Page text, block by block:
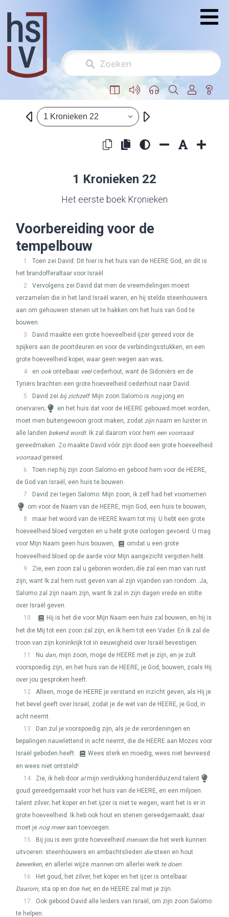
1 Kronieken 22
1 Kronieken 22
Het eerste boek Kronieken
Voorbereiding voor de
tempelbouw
1 Toen zei David: Dit hier is het huis van de HEERE God, en dit is
het brandofferaltaar voor Israël.
2
Vervolgens zei David dat men de vreemdelingen moest
verzamelen die in het land Israël waren, en hij stelde steenhouwers
aan om gehouwen stenen uit te hakken om het huis van God te
bouwen.
3
David maakte een grote hoeveelheid ijzer gereed voor de
spijkers aan de poortdeuren en voor de verbindingsstukken, en een
grote hoeveelheid koper, waar geen wegen aan was;
4
en ookontelbaar veelcederhout, want de Sidoniërs en de
Tyriërs brachten een grote hoeveelheid cederhout naar David.
5
David zei bij zichzelf: Mijn zoon Salomo is nogjong en
onervaren;
en het huis dat voor de HEERE gebouwd moet worden,
moet men buitengewoon groot maken, zodat zijn naam en luister in
alle landen bekend wordt. Ik zal daarom voor hem een voorraad
gereedmaken. Zo maakte David vóór zijn dood een grote hoeveelheid
voorraadgereed.
6
Toen riep hij zijn zoon Salomo en gebood hem voor de HEERE,
de God van Israël, een huis te bouwen.
7
David zei tegen Salomo: Mijn zoon, ik zelf had het voornemen
om voor de Naam van de HEERE, mijn God, een huis te bouwen,
8
maar het woord van de HEERE kwam tot mij: U hebt een grote
hoeveelheid bloed vergoten en u hebt grote oorlogen gevoerd. U mag
voor Mijn Naam geen huis bouwen,
omdat u een grote
hoeveelheid bloed op de aarde voor Mijn aangezicht vergoten hebt.
9
Zie, een zoon zal u geboren worden; díe zal een man van rust
zijn, want Ik zal hem rust geven van al zijn vijanden van rondom. Ja,
Salomo zal zijn naam zijn, want Ik zal in zijn dagen vrede en stilte
over Israël geven.
10
Hij is het die voor Mijn Naam een huis zal bouwen, en hij is
het die Mij tot een zoon zal zijn, en Ik hem tot een Vader. En Ik zal de
troon van zijn koninkrijk tot in eeuwigheid over Israël bevestigen.
11
Nu dan, mijn zoon, moge de HEERE met je zijn, en je zult
voorspoedig zijn, en het huis van de HEERE, je God, bouwen, zoals Hij
over jou gesproken heeft.
12
Alleen, moge de HEERE je verstand en inzicht geven, als Hij je
het bevel geeft over Israël, zodat je de wet van de HEERE, je God, in
acht neemt.
13
Dan zul je voorspoedig zijn, als je de verordeningen en
bepalingen nauwlettend in acht neemt, die de HEERE aan Mozes voor
Israël geboden heeft.
Wees sterk en moedig, wees niet bevreesd
en wees niet ontsteld!
14
Zie, ik heb door almijn verdrukking honderdduizend talent
goud gereedgemaakt voor het huis van de HEERE, en een miljoen
talent zilver; het koper en het ijzer is niet te wegen, want het is er in
grote hoeveelheid. Ik heb ook hout en stenen gereedgemaakt; daar
moet je nog meeraan toevoegen.
15
Bij jou is een grote hoeveelheid mensen die het werk kunnen
uitvoeren: steenhouwers en ambachtslieden diesteen en hout
bewerken, en allerlei wijze mannen om allerlei werk te doen.
16
Het goud, het zilver, het koper en het ijzer is ontelbaar.
Daarom, sta op en doe het, en de HEERE zal met je zijn.
17
Ook gebood David alle leiders van Israël, om zijn zoon Salomo
te helpen.